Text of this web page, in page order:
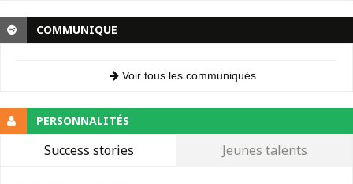
COMMUNIQUE
Voir tous les communiqués
PERSONNALITÉS
Success stories Jeunes talents